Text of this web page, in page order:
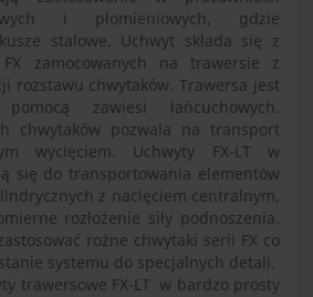
i płomieniowych, gdzie
stalowe. Uchwyt składa się z
zamocowanych na trawersie z
rozstawu chwytaków. Trawersa jest
zawiesi łańcuchowych.
chwytaków pozwala na transport
wycięciem. Uchwyty FX-LT w
się do transportowania elementów
z nacięciem centralnym,
rozłożenie siły podnoszenia.
rożne chwytaki serii FX co
systemu do specjalnych detali.
trawersowe FX-LT w bardzo prosty